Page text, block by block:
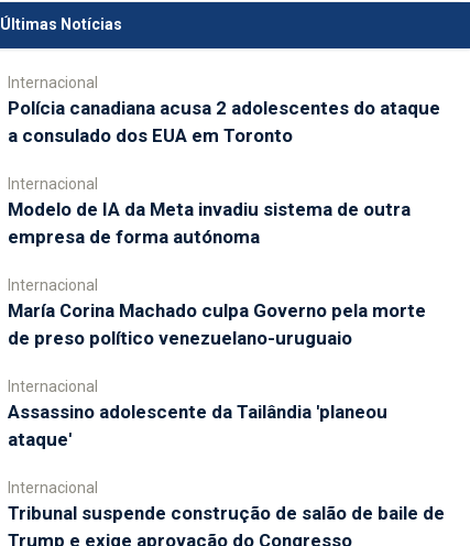
Últimas Notícias
Internacional
Polícia canadiana acusa 2 adolescentes do ataque
a consulado dos EUA em Toronto
Internacional
Modelo de IA da Meta invadiu sistema de outra
empresa de forma autónoma
Internacional
María Corina Machado culpa Governo pela morte
de preso político venezuelano-uruguaio
Internacional
Assassino adolescente da Tailândia 'planeou
ataque'
Internacional
Tribunal suspende construção de salão de baile de
Trump e exige aprovação do Congresso